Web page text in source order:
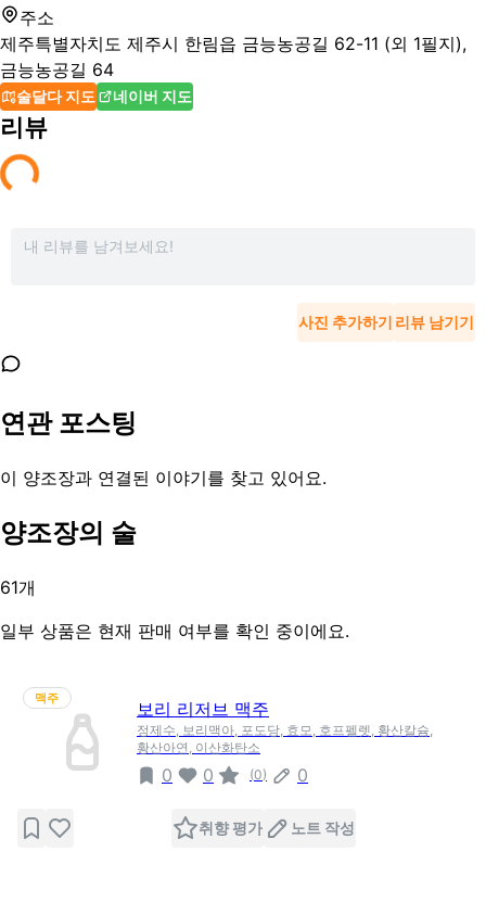
주소
제주특별자치도 제주시 한림읍 금능농공길 62-11 (외 1필지),
금능농공길 64
술달다 지도 네이버 지도
리뷰
사진 추가하기 리뷰 남기기
연관 포스팅
이 양조장과 연결된 이야기를 찾고 있어요.
양조장의 술
61개
일부 상품은 현재 판매 여부를 확인 중이에요.
맥주
보리 리저브 맥주
정제수, 보리맥아, 포도당, 효모, 호프펠렛, 황산칼슘,
황산아연, 이산화탄소
0 0 (0) 0
취향 평가 노트 작성